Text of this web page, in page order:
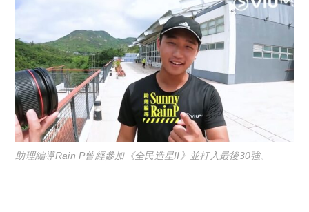
助理編導Rain P曾經參加《全民造星II》並打入最後30強。